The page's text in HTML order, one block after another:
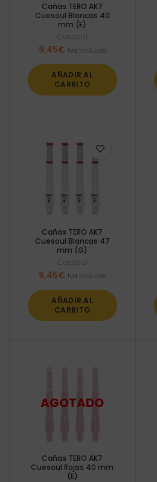
Cañas TERO AK7
Cuesoul Blancas 40
mm (E)
Cuesoul
9,45€ Iva incluido
AÑADIR AL
CARRITO
Cañas TERO AK7
Cuesoul Blancas 47
mm (G)
Cuesoul
9,45€ Iva incluido
AÑADIR AL
CARRITO
Cañas TERO AK7
Cuesoul Rojas 40 mm
(E)